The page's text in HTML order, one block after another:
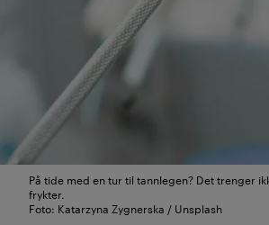
På tide med en tur til tannlegen? Det trenger
frykter.
Foto: Katarzyna Zygnerska / Unsplash